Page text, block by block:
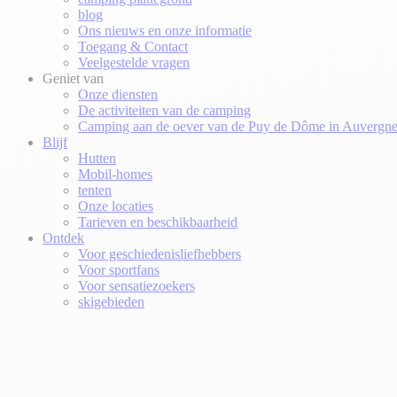
blog
Ons nieuws en onze informatie
Toegang & Contact
Veelgestelde vragen
Geniet van
Onze diensten
De activiteiten van de camping
Camping aan de oever van de Puy de Dôme in Auvergne
Blijf
Hutten
Mobil-homes
tenten
Onze locaties
Tarieven en beschikbaarheid
Ontdek
Voor geschiedenisliefhebbers
Voor sportfans
Voor sensatiezoekers
skigebieden